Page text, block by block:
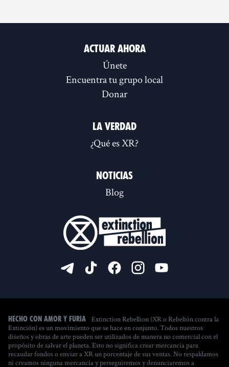
Actuar ahora
Únete
Encuentra tu grupo local
Donar
La verdad
¿Qué es XR?
Noticias
Blog
Hecho con amor y furia
Extinction Rebellion (XR o Rebelión contra la
Extinción) es un movimiento que se hace en conjunto. Todos nuestros
diseños y obras de arte pueden ser utilizados de manera no comercial con el
propósito de salvar el planeta. Esto no significa crear mercancía para
recaudar fondos o enviar a XR un porcentaje de sus ventas. No respaldamos
ni creamos ninguna mercancía y perseguiremos y denunciaremos a